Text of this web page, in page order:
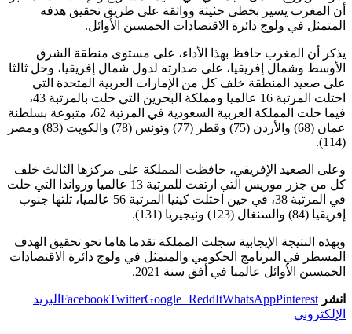
أن المغرب يسير بخطى حثيثة وواثقة على طريق تحقيق هدفه
المتمثل في ولوج دائرة الاقتصادات الخمسين الأوائل.
يذكر أن المغرب حافظ بهذا الأداء، على مستوى منطقة الشرق
الأوسط وشمال إفريقيا، على صدارته لدول شمال إفريقيا، وحل ثالثا
على صعيد المنطقة خلف كل من الإمارات العربية المتحدة التي
احتلت المرتبة 16 عالميا ومملكة البحرين التي حلت بالمرتبة 43،
فيما حلت المملكة العربية السعودية في المرتبة 62، متبوعة بسلطنة
عمان (68) والأردن (75) وقطر (77) وتونس (78) والكويت (83) ومصر
(114).
وعلى الصعيد الإفريقي، حافظت المملكة على مركزها الثالث خلف
كل من جزر موريس التي ارتقت للمرتبة 13 عالميا ورواندا التي حلت
في المرتبة 38، في حين احتلت كينيا المرتبة 56 عالميا، تلتها جنوب
إفريقيا (84) والسنغال (123) ونيجيريا (131).
وبهذه النتيجة الإيجابية سجلت المملكة تقدما هاما نحو تحقيق الهدف
المسطر في البرنامج الحكومي والمتمثل في ولوج دائرة الاقتصادات
الخمسين الأوائل عالميا في أفق سنة 2021.
انشر FacebookTwitterGoogle+ReddItWhatsAppPinterest
البريد
الإلكتروني